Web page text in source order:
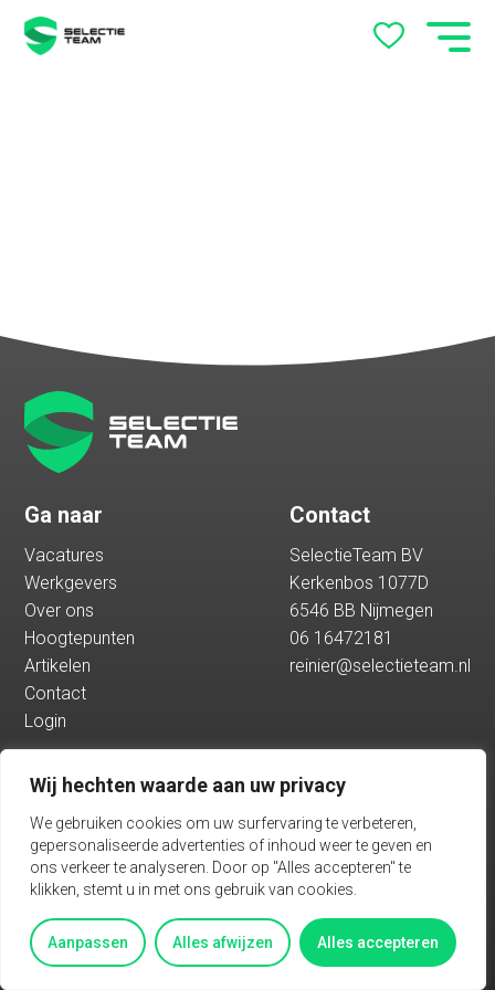
Wij hechten waarde aan uw privacy
We gebruiken cookies om uw surfervaring te verbeteren,
gepersonaliseerde advertenties of inhoud weer te geven en
ons verkeer te analyseren. Door op "Alles accepteren" te
klikken, stemt u in met ons gebruik van cookies.
Aanpassen Alles afwijzen Alles accepteren
met SelectieTeam
Werkgevers
Over ons
Hoogtepunten
Artikelen
Contact
Login
Vacatures
Ga naar
Vacatures
Werkgevers
Over ons
Hoogtepunten
Artikelen
Contact
Login
Contact
SelectieTeam BV
Kerkenbos 1077D
6546 BB Nijmegen
06 16472181
reinier@selectieteam.nl
Algemene voorwaarden
Privacy